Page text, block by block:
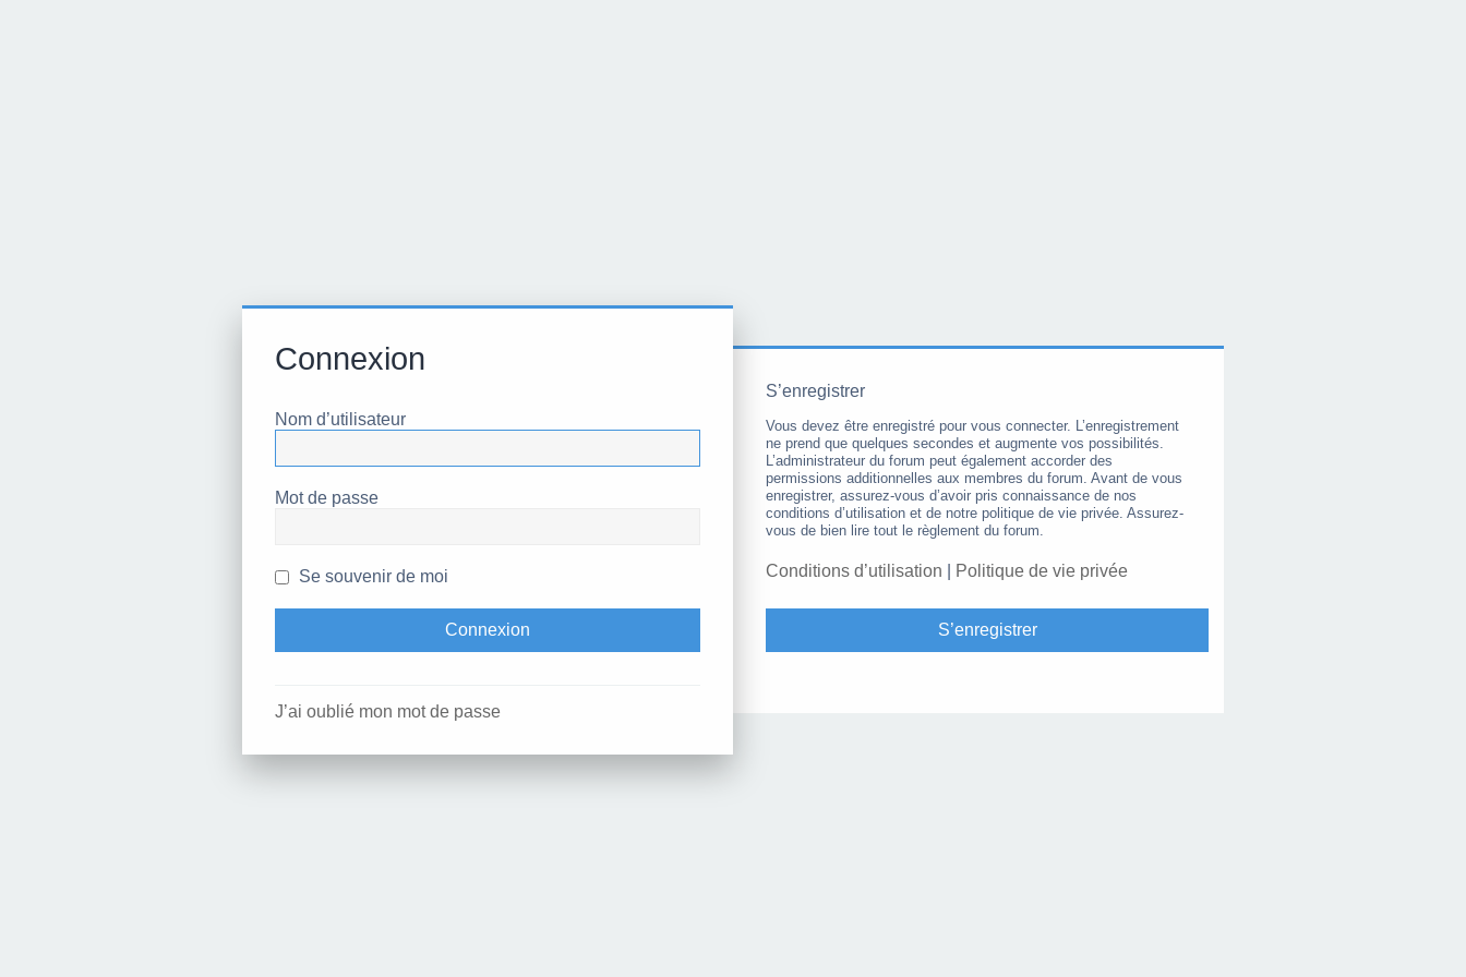
Connexion
Nom d’utilisateur
Mot de passe
Se souvenir de moi
J’ai oublié mon mot de passe
S’enregistrer
Vous devez être enregistré pour vous connecter. L’enregistrement
ne prend que quelques secondes et augmente vos possibilités.
L’administrateur du forum peut également accorder des
permissions additionnelles aux membres du forum. Avant de vous
enregistrer, assurez-vous d’avoir pris connaissance de nos
conditions d’utilisation et de notre politique de vie privée. Assurez-
vous de bien lire tout le règlement du forum.
Conditions d’utilisation Politique de vie privée
S’enregistrer